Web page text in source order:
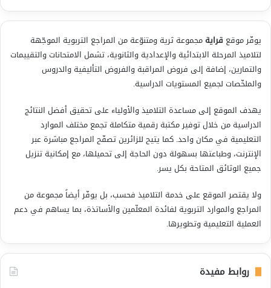
يوفّر موقع قرايةمجموعة ثرية ومتنوّعة من المراجع التربوية الموجّهة
لتلاميذ المرحلة الابتدائية والإعدادية والثانوية، تشمل الامتحانات والتقييمات
والتمارين، إضافة إلى فروض المراقبة والفروض التأليفية والدروس
والملخّصات لجميع المستويات الدراسية.
يهدف الموقع إلى مساعدة التلاميذ والأولياء على تحقيق أفضل النتائج
الدراسية من خلال توفير مكتبة رقمية متكاملة تجمع مختلف الموارد
التعليمية في مكان واحد. كما يتيح للزائرين تصفّح المراجع مباشرة عبر
الإنترنت، وطباعتها بسهولة دون الحاجة إلى تحميلها، مع إمكانية تنزيل
جميع الوثائق المتاحة بكل يسر.
ولا يقتصر الموقع على خدمة التلاميذ فحسب، بل يوفّر أيضاً مجموعة من
المراجع والموارد التربوية لفائدة المعلّمين والأساتذة، بما يساهم في دعم
العملية التعليمية وتطويرها.
روابط مفيدة